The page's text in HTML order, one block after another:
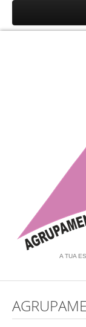
Unidades
Documentos
Associação
Equipa de
Notícias
Alunos
A TUA